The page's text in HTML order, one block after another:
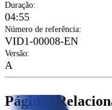
Duração:
04:55
Número de referência:
VID1-00008-EN
Versão:
A
Páginas